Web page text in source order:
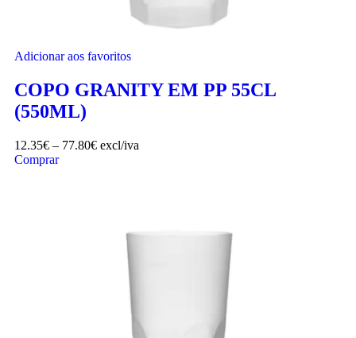
Adicionar aos favoritos
COPO GRANITY EM PP 55CL
(550ML)
12.35€ – 77.80€ excl/iva
Comprar